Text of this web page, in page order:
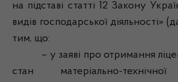
на підставі статті 12 Закону
видів господарської діяльності»
тим, що:
– у заяві про отримання
стан матеріально-